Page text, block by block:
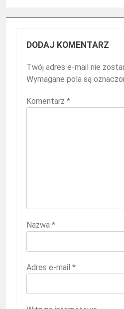
DODAJ KOMENTARZ
Twój adres e-mail nie
Wymagane pola są
Komentarz *
Nazwa *
Adres e-mail *